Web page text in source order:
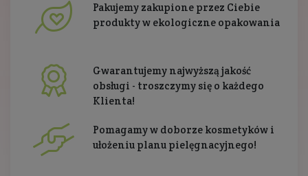
Pakujemy zakupione przez Ciebie
produkty w ekologiczne opakowania
Gwarantujemy najwyższą jakość
obsługi - troszczymy się o każdego
Klienta!
Pomagamy w doborze kosmetyków i
ułożeniu planu pielęgnacyjnego!